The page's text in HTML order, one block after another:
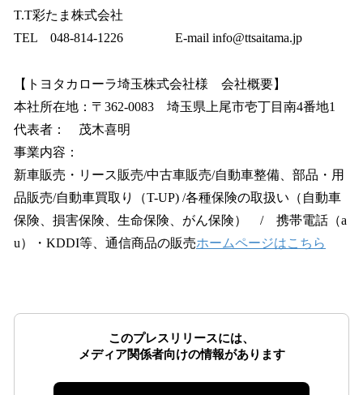
T.T彩たま株式会社
TEL 048-814-1226 E-mail info@ttsaitama.jp
【トヨタカローラ埼玉株式会社様 会社概要】
本社所在地：〒362-0083 埼玉県上尾市壱丁目南4番地1
代表者： 茂木喜明
事業内容：
新車販売・リース販売/中古車販売/自動車整備、部品・用
品販売/自動車買取り（T-UP) /各種保険の取扱い（自動車
保険、損害保険、生命保険、がん保険） / 携帯電話（a
u）・KDDI等、通信商品の販売ホームページはこちら
このプレスリリースには、
メディア関係者向けの情報があります